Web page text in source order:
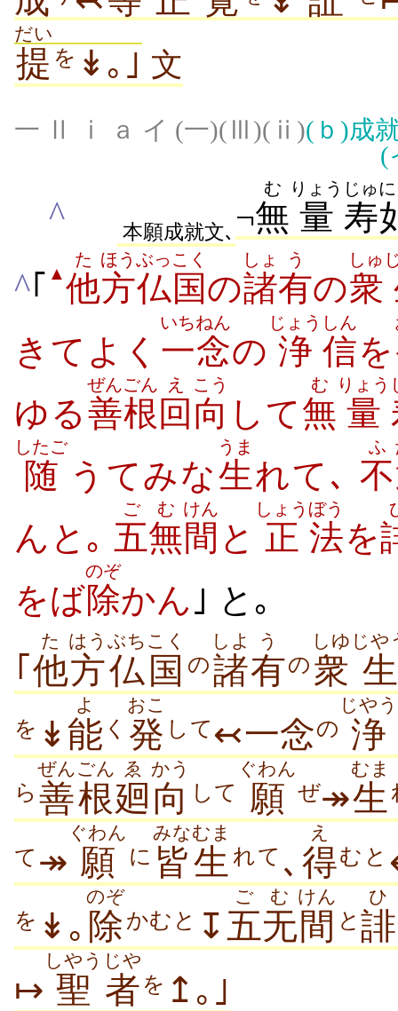
提
だい
を ↡｡｣ 文
一 Ⅱ ⅰ ａ イ (一)(Ⅲ)(ⅱ)(ｂ)成
(
^ 本願成就文､¬無
む
量
りょう
寿
じゅ
^｢ ▲他
た
方
ほう
仏国
ぶっこく
の諸
しょ
有
う
の衆
しゅ
きてよく 一念
いちねん
の 浄
じょう
信
しん
を
ゆる善根
ぜんごん
回
え
向
こう
して無
む
量
りょう
随
したご
うてみな生
うま
れて､ 不
ふ
んと｡ 五
ご
無
む
間
けん
と 正
しょう
法
ぼう
を
をば除
のぞ
かん ｣ と｡
｢ 他
た
方
はう
仏国
ぶちこく
の諸
しよ
有
う
の 衆
しゆ
生
じや
を ↡ 能
よ
く 発
おこ
して ↢一念の 浄
じやう
ら 善根
ぜんごん
廻
ゑ
向
かう
して 願
ぐわん
ぜ↠生
むま
て ↠ 願
ぐわん
に 皆
みな
生
むま
れて ､ 得
え
むと
を ↡｡ 除
のぞ
かむと ↧ 五
ご
无
む
間
けん
と 誹
ひ
↦ 聖
しやう
者
じや
を ↥｡｣